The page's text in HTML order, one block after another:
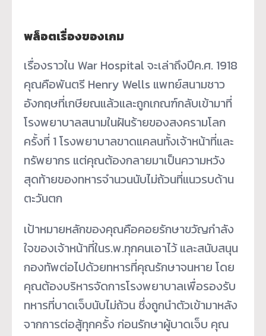
พล็อตเรื่องของเกม
เรื่องราวใน War Hospital จะเล่าถึงปีค.ศ. 1918
คุณคือพันตรี Henry Wells แพทย์สนามชาว
อังกฤษที่เกษียณแล้วและถูกเกณฑ์กลับเข้ามาที่
โรงพยาบาลสนามในฝันร้ายของสงครามโลก
ครั้งที่ 1 โรงพยาบาลขาดแคลนทั้งเจ้าหน้าที่และ
ทรัพยากร แต่คุณต้องกลายมาเป็นความหวัง
สุดท้ายของทหารจำนวนนับไม่ถ้วนที่แนวรบด้าน
ตะวันตก
เป้าหมายหลักของคุณคือคอยรักษาขวัญกำลัง
ใจของเจ้าหน้าที่ในร.พ.ทุกคนเอาไว้ และสนับสนุน
กองทัพต่อไปด้วยทหารที่คุณรักษาจนหาย โดย
คุณต้องบริหารจัดการโรงพยาบาลเพื่อรองรับ
ทหารที่บาดเจ็บนับไม่ถ้วน ซึ่งถูกนำตัวเข้ามาหลัง
จากการต่อสู้ทุกครั้ง ก่อนรักษาผู้บาดเจ็บ คุณ